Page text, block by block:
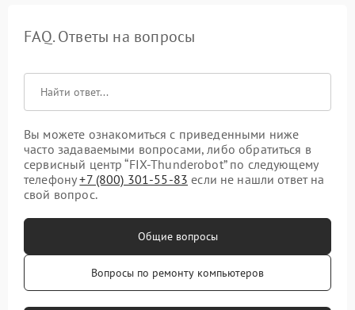
FAQ. Ответы на вопросы
Вы можете ознакомиться с приведенными ниже
часто задаваемыми вопросами, либо обратиться в
сервисный центр “FIX-Thunderobot” по следующему
телефону+7 (800) 301-55-83 если не нашли ответ на
свой вопрос.
Общие вопросы
Вопросы по ремонту компьютеров